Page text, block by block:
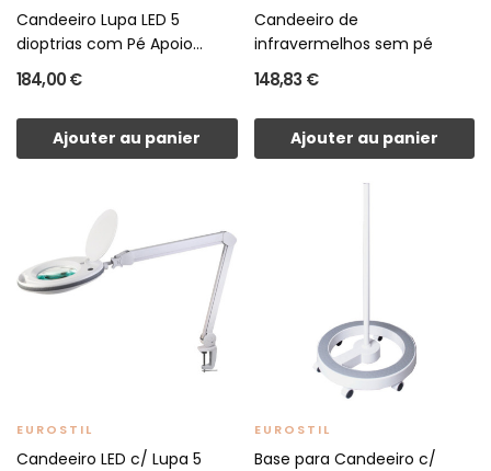
Candeeiro Lupa LED 5
dioptrias com Pé Apoio
MEGA+
184,00 €
Ajouter au panier
Candeeiro de
infravermelhos sem pé
148,83 €
Ajouter au panier
EUROSTIL
Candeeiro LED c/ Lupa 5
EUROSTIL
Base para Candeeiro c/